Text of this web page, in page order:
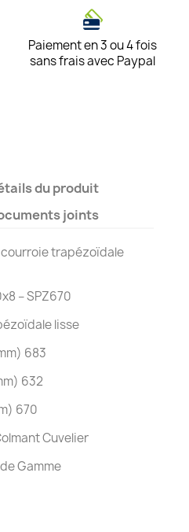
Paiement en 3 ou 4 fois
sans frais avec Paypal
du produit
joints
trapézoïdale
– SPZ670
lisse
683
632
670
Cuvelier
Gamme